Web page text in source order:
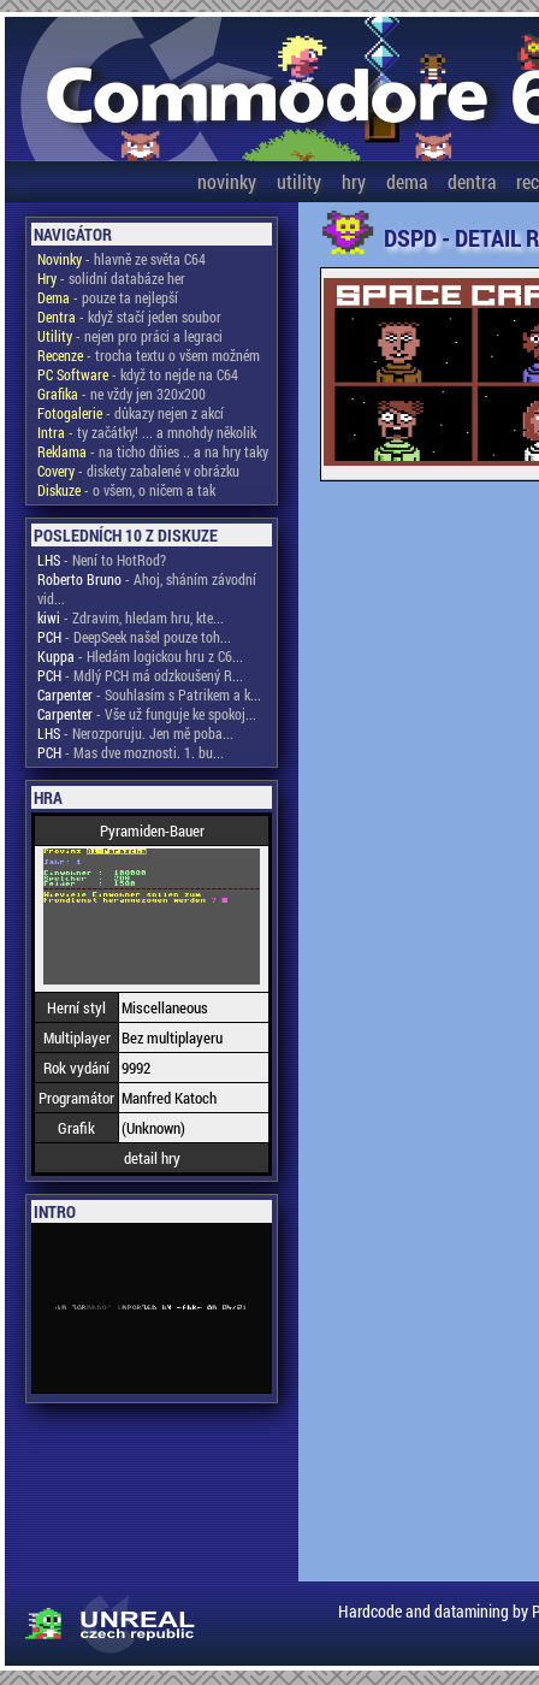
novinky utility hry dema dentra
NAVIGÁTOR
Novinky- hlavně ze světa C64
Hry- solidní databáze her
Dema - pouze ta nejlepší
Dentra - když stačí jeden soubor
Utility- nejen pro práci a legraci
Recenze- trocha textu o všem možném
PC Software- když to nejde na C64
Grafika - ne vždy jen 320x200
Fotogalerie- důkazy nejen z akcí
Intra - ty začátky! ... a mnohdy několik
Reklama - na ticho dňies .. a na hry taky
Covery- diskety zabalené v obrázku
Diskuze- o všem, o ničem a tak
POSLEDNÍCH 10 Z DISKUZE
LHS- Není to HotRod?
Roberto Bruno- Ahoj, sháním závodní
vid...
kiwi - Zdravim, hledam hru, kte...
PCH- DeepSeek našel pouze toh...
Kuppa - Hledám logickou hru z C6...
PCH- Mdlý PCH má odzkoušený R...
Carpenter- Souhlasím s Patrikem a k...
Carpenter- Vše už funguje ke spokoj...
LHS- Nerozporuju. Jen mě poba...
PCH- Mas dve moznosti. 1. bu...
HRA
Pyramiden-Bauer
Herní styl
Miscellaneous
Multiplayer Bez multiplayeru
Rok vydání 9992
Programátor Manfred Katoch
Grafik
(Unknown)
detail hry
INTRO
DSPD - DETAIL
Hardcode and datamining by